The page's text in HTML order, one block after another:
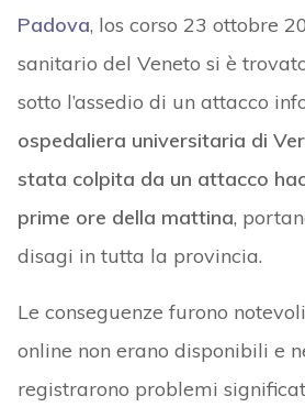
Padova, los corso 23 ottobre
sanitario del Veneto si è
sotto l’assedio di un attacco
ospedaliera universitaria di
stata colpita da un attacco
prime ore della mattina,
disagi in tutta la provincia.
Le conseguenze furono
online non erano disponibili e
registrarono problemi